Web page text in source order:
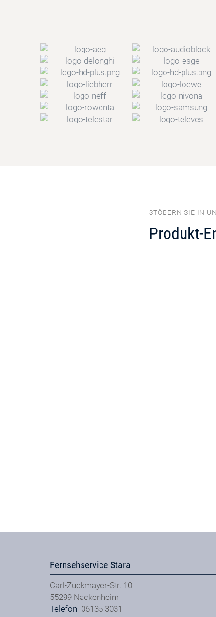
STÖBERN SIE IN
Produkt-
Fernsehservice Stara
Carl-Zuckmayer-Str. 10
55299 Nackenheim
Telefon 06135 3031